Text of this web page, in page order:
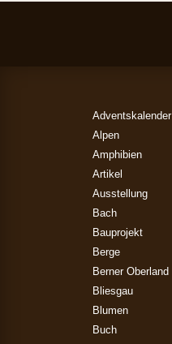
Adventskalender
Alpen
Amphibien
Artikel
Ausstellung
Bach
Bauprojekt
Berge
Berner Oberland
Bliesgau
Blumen
Buch